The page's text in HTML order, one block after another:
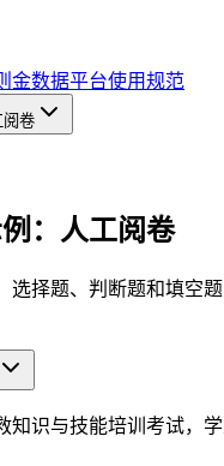
金数据平台使用规范
阅卷
：人工阅卷
选择题、判断题和填空
知识与技能培训考试，